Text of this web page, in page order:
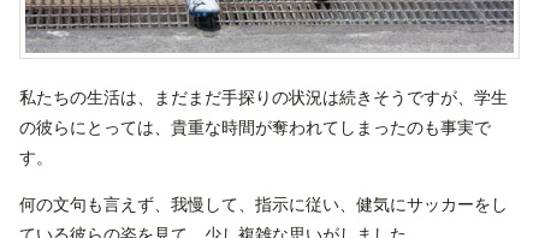
私たちの生活は、まだまだ手探りの状況は続きそうですが、学生
の彼らにとっては、貴重な時間が奪われてしまったのも事実で
す。
何の文句も言えず、我慢して、指示に従い、健気にサッカーをし
ている彼らの姿を見て、少し複雑な思いがしました。